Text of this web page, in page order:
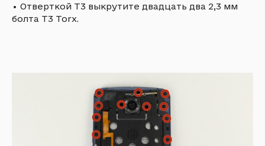
• Отверткой T3 выкрутите двадцать два 2,3 мм
болта T3 Torx.